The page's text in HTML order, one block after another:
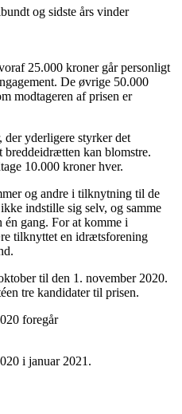
og sidste års vinder
25.000 kroner går personligt
De øvrige 50.000
modtageren af prisen er
der yderligere styrker det
breddeidrætten kan blomstre.
10.000 kroner hver.
og andre i tilknytning til de
indstille sig selv, og samme
gang. For at komme i
tilknyttet en idrætsforening
til den 1. november 2020.
tre kandidater til prisen.
foregår
i januar 2021.